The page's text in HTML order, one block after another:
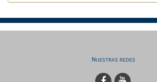
Nuestras redes